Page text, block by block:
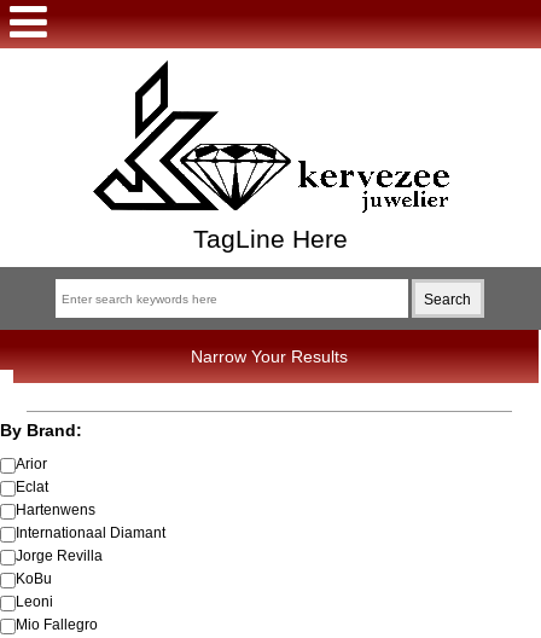
TagLine Here
Narrow Your Results
By Brand:
Arior
Eclat
Hartenwens
Internationaal Diamant
Jorge Revilla
KoBu
Leoni
Mio Fallegro